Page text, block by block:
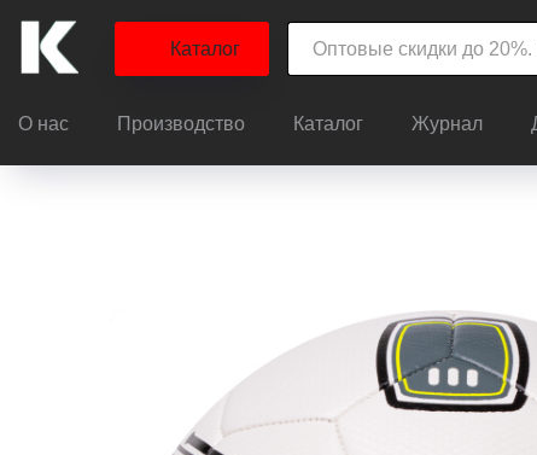
Каталог
О нас Производство Каталог Журнал